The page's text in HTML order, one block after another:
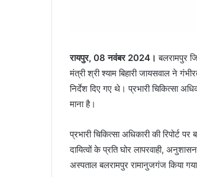
रायपुर, 08 नवंबर 2024। बलरामपुर
मंत्री श्री श्याम बिहारी जायसवाल ने
निर्देश दिए गए थे। प्रभारी चिकित्सा
माना है।
प्रभारी चिकित्सा अधिकारी की
दायित्वों के प्रति घोर लापरवाही,
अस्पताल बलरामपुर रामानुजगंज किया